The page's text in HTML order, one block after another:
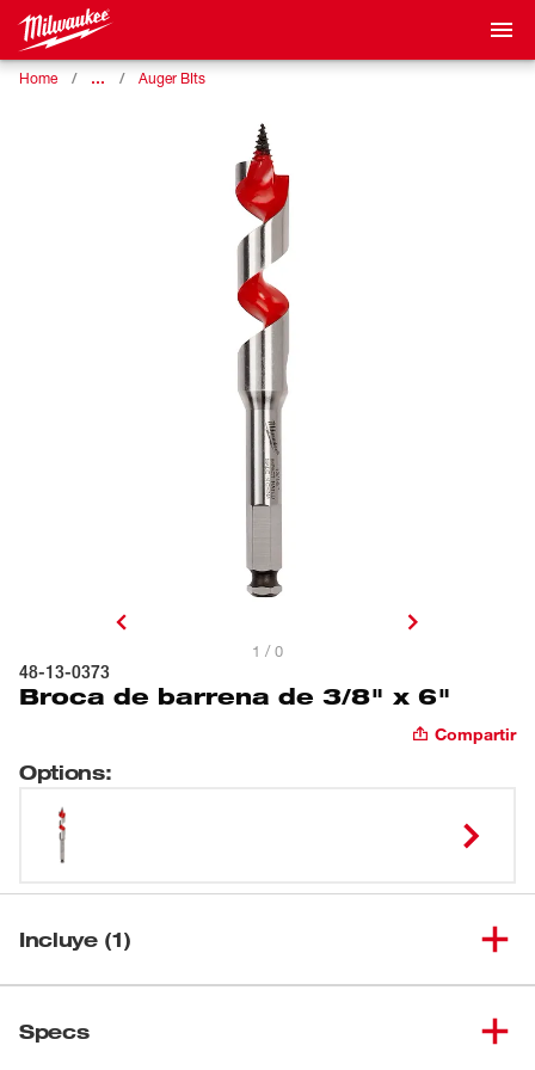
Home … Auger BIts
1 / 0
48-13-0373
Broca de barrena de 3/8" x 6"
Compartir
Options:
Incluye (1)
Specs